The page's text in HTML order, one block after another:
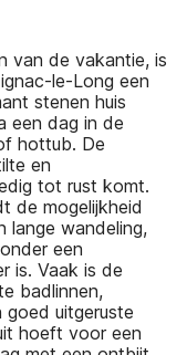
van de vakantie, is
le-Long een
stenen huis
een dag in de
hottub. De
en
tot rust komt.
de mogelijkheid
lange wandeling,
een
is. Vaak is de
badlinnen,
uitgeruste
hoeft voor een